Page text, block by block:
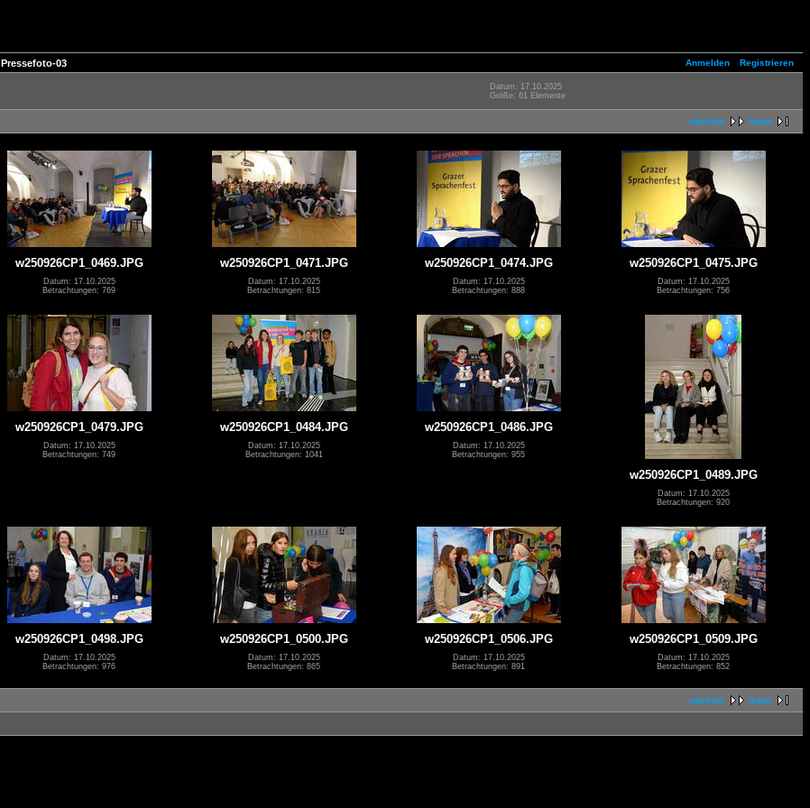
Anmelden Registrieren
Pressefoto-03
Datum: 17.10.2025
Größe: 61 Elemente
nächste letzte
w250926CP1_0469.JPG
Datum: 17.10.2025
Betrachtungen: 769
w250926CP1_0471.JPG
Datum: 17.10.2025
Betrachtungen: 815
w250926CP1_0474.JPG
Datum: 17.10.2025
Betrachtungen: 888
w250926CP1_0475.JPG
Datum: 17.10.2025
Betrachtungen: 756
w250926CP1_0479.JPG
Datum: 17.10.2025
Betrachtungen: 749
w250926CP1_0484.JPG
Datum: 17.10.2025
Betrachtungen: 1041
w250926CP1_0486.JPG
Datum: 17.10.2025
Betrachtungen: 955
w250926CP1_0489.JPG
Datum: 17.10.2025
Betrachtungen: 920
w250926CP1_0498.JPG
Datum: 17.10.2025
Betrachtungen: 976
w250926CP1_0500.JPG
Datum: 17.10.2025
Betrachtungen: 865
w250926CP1_0506.JPG
Datum: 17.10.2025
Betrachtungen: 891
w250926CP1_0509.JPG
Datum: 17.10.2025
Betrachtungen: 852
nächste letzte